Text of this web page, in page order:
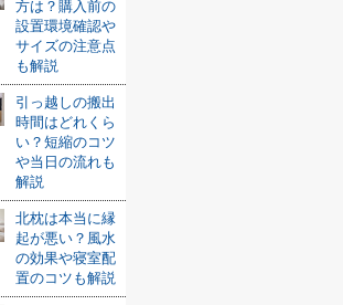
方は？購入前の
設置環境確認や
サイズの注意点
も解説
引っ越しの搬出
時間はどれくら
い？短縮のコツ
や当日の流れも
解説
北枕は本当に縁
起が悪い？風水
の効果や寝室配
置のコツも解説